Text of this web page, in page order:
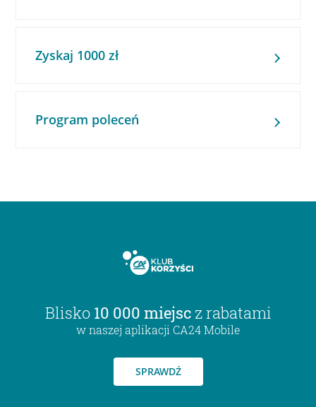
Zyskaj 1000 zł
Program poleceń
Blisko 10 000 miejsc z rabatami
w naszej aplikacji CA24 Mobile
SPRAWDŹ